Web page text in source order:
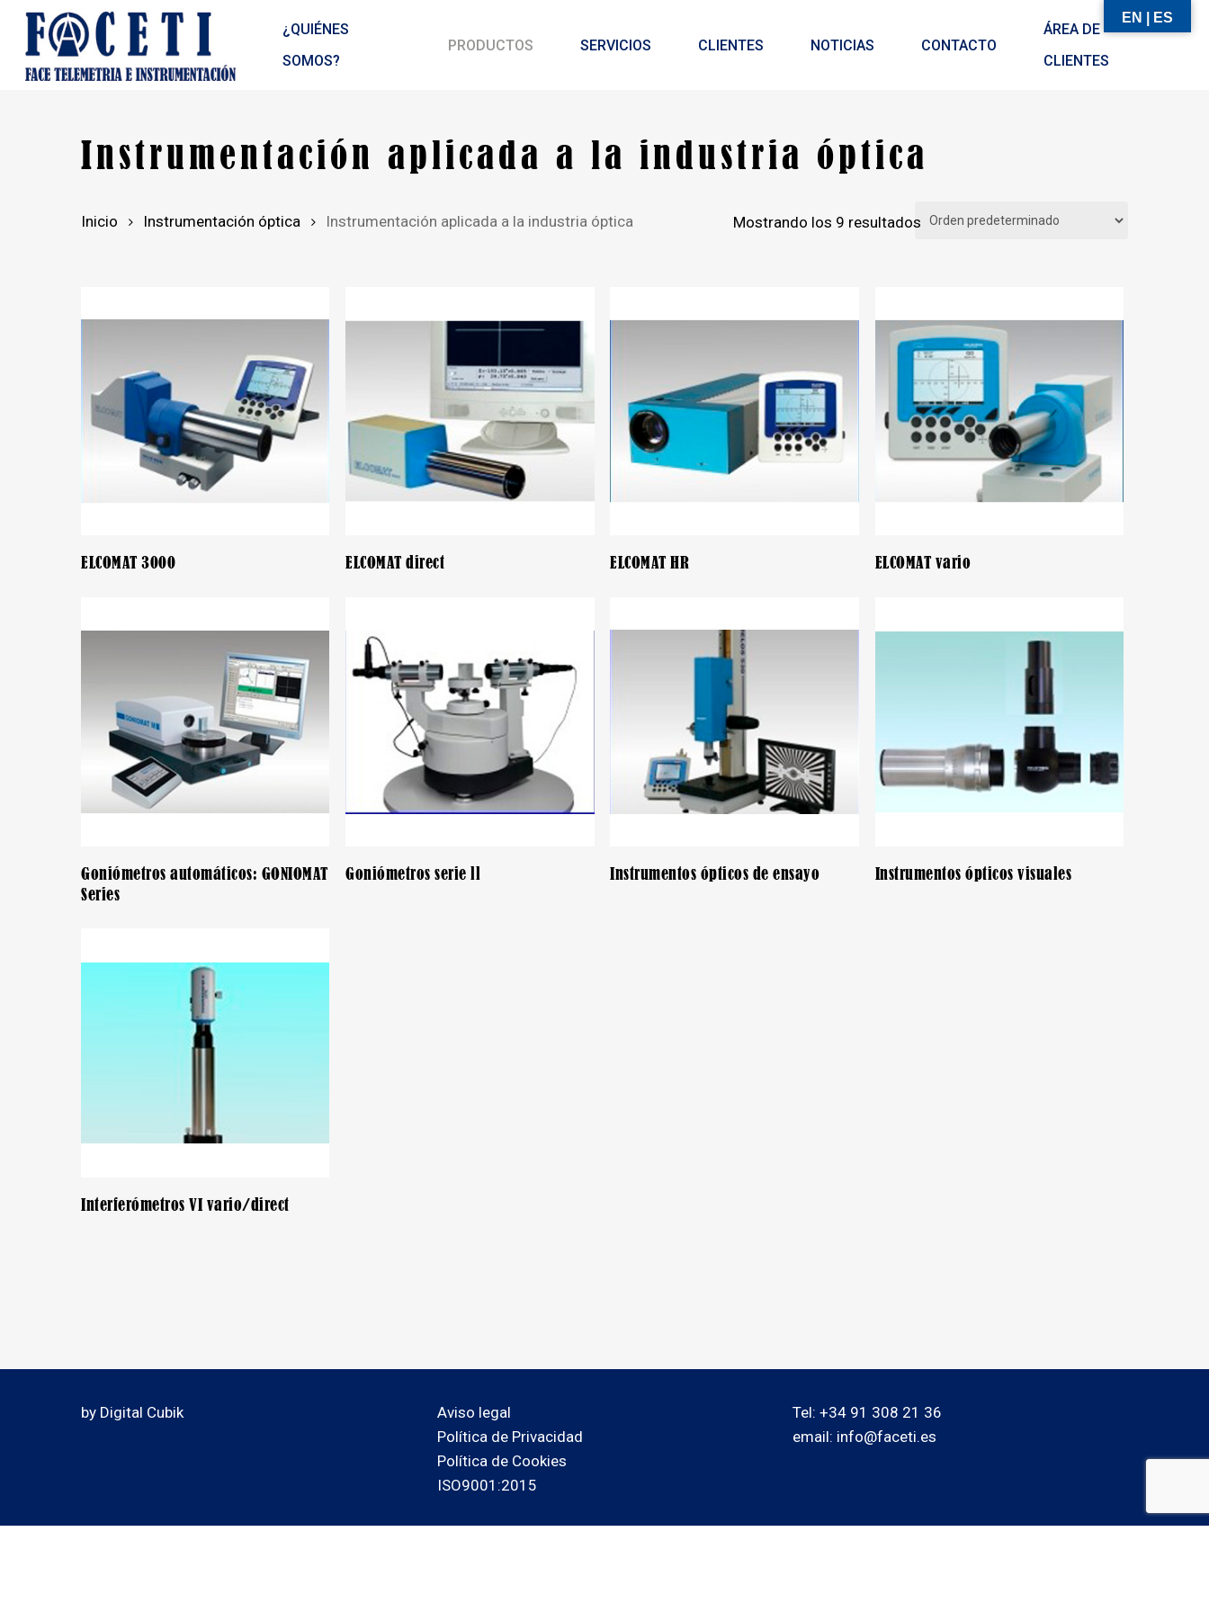
Skip
main
content
¿QUIÉNES
SOMOS?
PRODUCTOS SERVICIOS CLIENTES NOTICIAS CONTACTO
ÁREA DE
CLIENTES
Instrumentación aplicada a la industria óptica
Mostrando los 9 resultados
Inicio Instrumentación óptica Instrumentación aplicada a la industria óptica
ELCOMAT 3000 ELCOMAT direct ELCOMAT HR ELCOMAT vario
Goniómetros automáticos: GONIOMAT
Series
Goniómetros serie ll Instrumentos ópticos de ensayo Instrumentos ópticos visuales
Interferómetros VI vario/direct
by Digital Cubik
Aviso legal
Política de Privacidad
Política de Cookies
ISO9001:2015
Tel: +34 91 308 21 36
email: info@faceti.es
EN | ES